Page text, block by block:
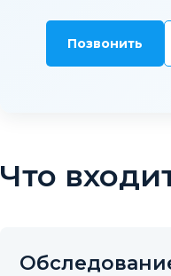
Позвонить
Что